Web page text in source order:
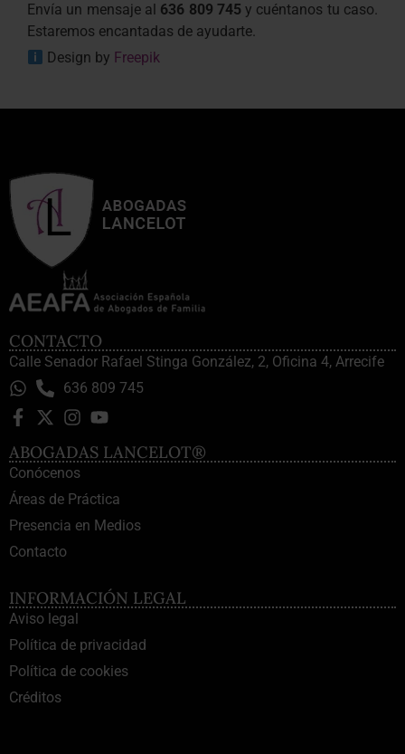
Envía un mensaje al 636 809 745 y cuéntanos tu caso.
Estaremos encantadas de ayudarte.
Design by Freepik
CONTACTO
Calle Senador Rafael Stinga González, 2, Oficina 4, Arrecife
636 809 745
ABOGADAS LANCELOT®
Conócenos
Áreas de Práctica
Presencia en Medios
Contacto
INFORMACIÓN LEGAL
Aviso legal
Política de privacidad
Política de cookies
Créditos